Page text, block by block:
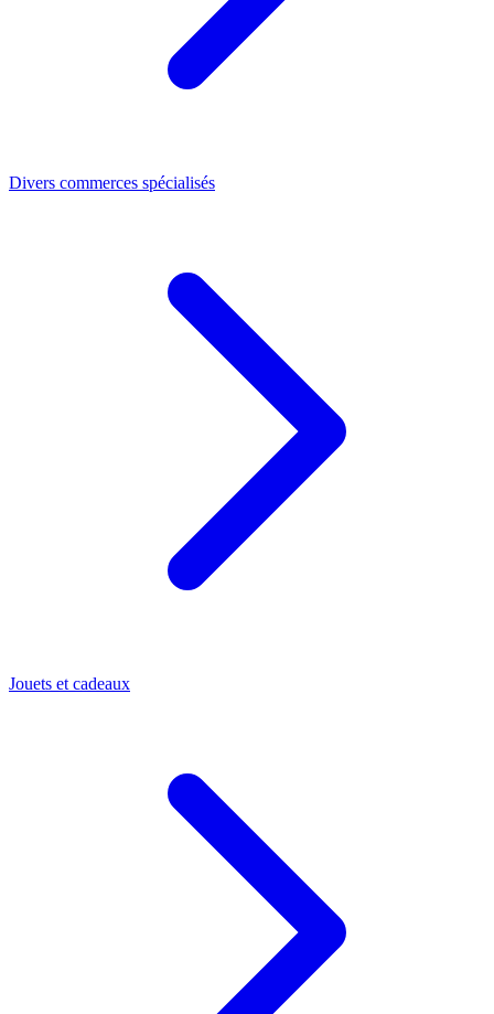
Divers commerces spécialisés
Jouets et cadeaux